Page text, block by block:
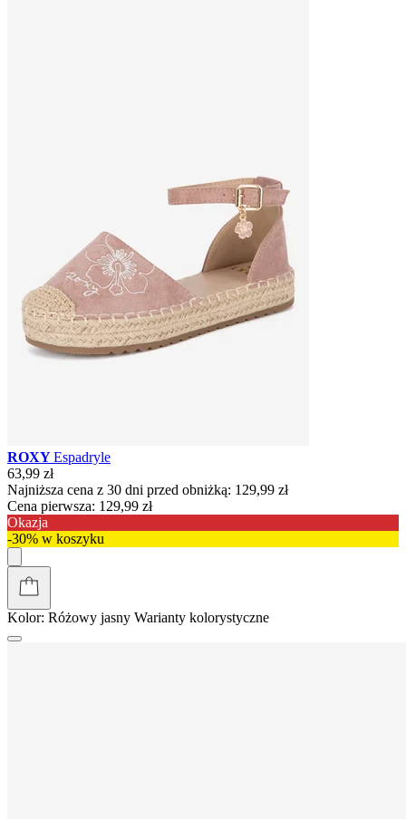
ROXYEspadryle
63,99 zł
Najniższa cena z 30 dni przed obniżką: 129,99 zł
Cena pierwsza: 129,99 zł
Okazja
-30% w koszyku
Kolor: Różowy jasny Warianty kolorystyczne